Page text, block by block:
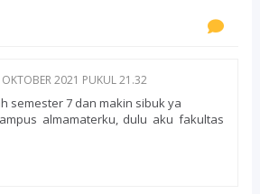
2021 PUKUL 21.32
semester 7 dan makin sibuk ya
almamaterku, dulu aku fakultas